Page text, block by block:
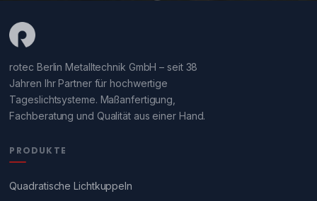
rotec Berlin Metalltechnik GmbH – seit 38
Jahren Ihr Partner für hochwertige
Tageslichtsysteme. Maßanfertigung,
Fachberatung und Qualität aus einer Hand.
PRODUKTE
Quadratische Lichtkuppeln